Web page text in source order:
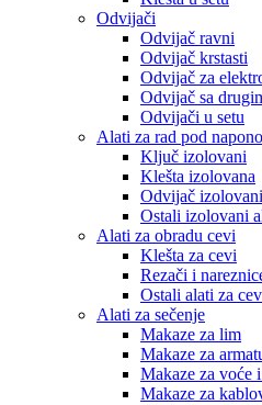
Odvijači
Odvijač ravni
Odvijač krstasti
Odvijač za
Odvijač sa
Odvijači u setu
Alati za rad pod
Ključ izolovani
Klešta izolovana
Odvijač izolovani
Ostali izolovani
Alati za obradu cevi
Klešta za cevi
Rezači i
Ostali alati za
Alati za sečenje
Makaze za lim
Makaze za
Makaze za voće
Makaze za